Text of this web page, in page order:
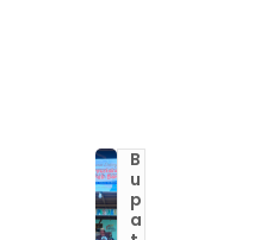
B
u
p
a